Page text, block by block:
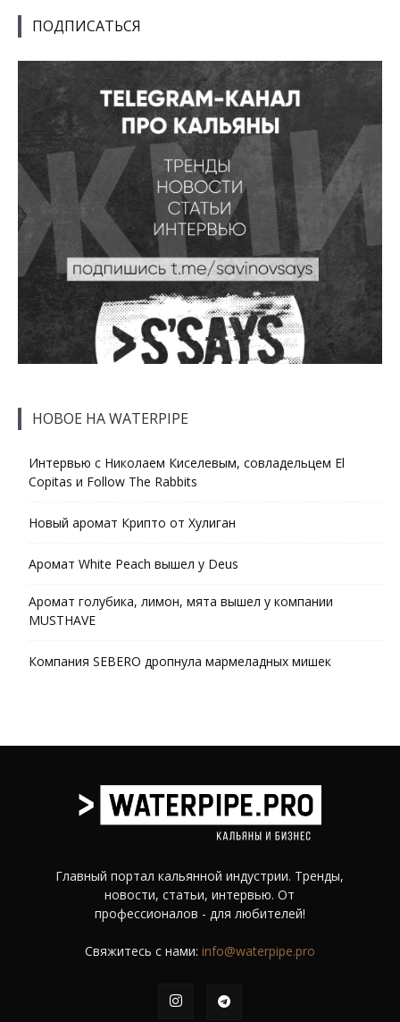
ПОДПИСАТЬСЯ
НОВОЕ НА WATERPIPE
Интервью с Николаем Киселевым, совладельцем El
Copitas и Follow The Rabbits
Новый аромат Крипто от Хулиган
Аромат White Peach вышел у Deus
Аромат голубика, лимон, мята вышел у компании
MUSTHAVE
Компания SEBERO дропнула мармеладных мишек
Главный портал кальянной индустрии. Тренды,
новости, статьи, интервью. От
профессионалов - для любителей!
Свяжитесь с нами: info@waterpipe.pro